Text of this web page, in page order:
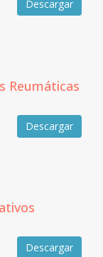
Descargar
Reumáticas
Descargar
Descargar